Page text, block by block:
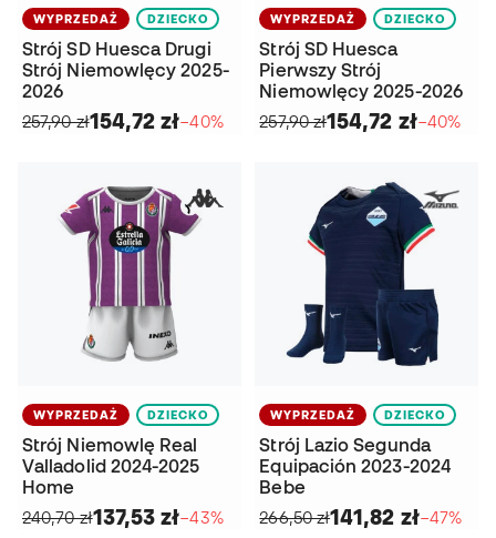
WYPRZEDAŻ DZIECKO
Strój SD Huesca Drugi
Strój Niemowlęcy 2025-
2026
257,90 zł154,72 zł−40%
WYPRZEDAŻ DZIECKO
Strój SD Huesca
Pierwszy Strój
Niemowlęcy 2025-2026
257,90 zł154,72 zł−40%
WYPRZEDAŻ DZIECKO
Strój Niemowlę Real
Valladolid 2024-2025
Home
240,70 zł137,53 zł−43%
WYPRZEDAŻ DZIECKO
Strój Lazio Segunda
Equipación 2023-2024
Bebe
266,50 zł141,82 zł−47%